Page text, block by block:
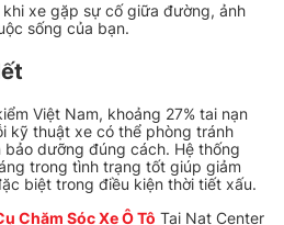
xe gặp sự cố giữa đường, ảnh
sống của bạn.
Việt Nam, khoảng 27% tai nạn
kỹ thuật xe có thể phòng tránh
dưỡng đúng cách. Hệ thống
trong tình trạng tốt giúp giảm
biệt trong điều kiện thời tiết xấu.
Chăm Sóc Xe Ô Tô Tại Nat Center